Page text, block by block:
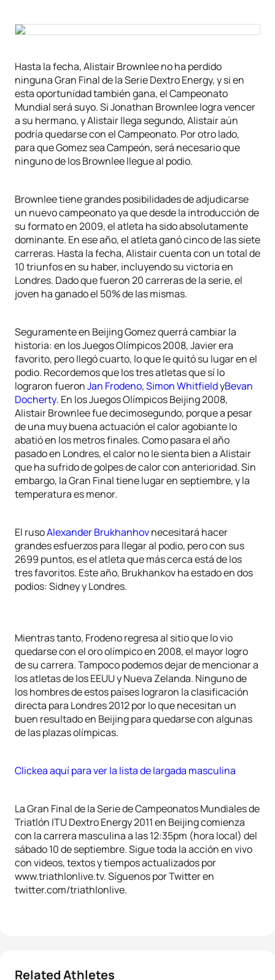
Hasta la fecha, Alistair Brownlee no ha perdido
ninguna Gran Final de la Serie Dextro Energy, y si en
esta oportunidad también gana, el Campeonato
Mundial será suyo. Si Jonathan Brownlee logra vencer
a su hermano, y Alistair llega segundo, Alistair aún
podría quedarse con el Campeonato. Por otro lado,
para que Gomez sea Campeón, será necesario que
ninguno de los Brownlee llegue al podio.
Brownlee tiene grandes posibilidades de adjudicarse
un nuevo campeonato ya que desde la introducción de
su formato en 2009, el atleta ha sido absolutamente
dominante. En ese año, el atleta ganó cinco de las siete
carreras. Hasta la fecha, Alistair cuenta con un total de
10 triunfos en su haber, incluyendo su victoria en
Londres. Dado que fueron 20 carreras de la serie, el
joven ha ganado el 50% de las mismas.
Seguramente en Beijing Gomez querrá cambiar la
historia: en los Juegos Olímpicos 2008, Javier era
favorito, pero llegó cuarto, lo que le quitó su lugar en el
podio. Recordemos que los tres atletas que sí lo
lograron fueronJan Frodeno,Simon WhitfieldyBevan
Docherty. En los Juegos Olímpicos Beijing 2008,
Alistair Brownlee fue decimosegundo, porque a pesar
de una muy buena actuación el calor agobiante lo
abatió en los metros finales. Como pasara el año
pasado en Londres, el calor no le sienta bien a Alistair
que ha sufrido de golpes de calor con anterioridad. Sin
embargo, la Gran Final tiene lugar en septiembre, y la
temperatura es menor.
El rusoAlexander Brukhanhovnecesitará hacer
grandes esfuerzos para llegar al podio, pero con sus
2699 puntos, es el atleta que más cerca está de los
tres favoritos. Este año, Brukhankov ha estado en dos
podios: Sidney y Londres.
Mientras tanto, Frodeno regresa al sitio que lo vio
quedarse con el oro olímpico en 2008, el mayor logro
de su carrera. Tampoco podemos dejar de mencionar a
los atletas de los EEUU y Nueva Zelanda. Ninguno de
los hombres de estos países lograron la clasificación
directa para Londres 2012 por lo que necesitan un
buen resultado en Beijing para quedarse con algunas
de las plazas olímpicas.
Clickea aquí para ver la lista de largada masculina
La Gran Final de la Serie de Campeonatos Mundiales de
Triatlón ITU Dextro Energy 2011 en Beijing comienza
con la carrera masculina a las 12:35pm (hora local) del
sábado 10 de septiembre. Sigue toda la acción en vivo
con videos, textos y tiempos actualizados por
www.triathlonlive.tv. Síguenos por Twitter en
twitter.com/triathlonlive.
Related Athletes